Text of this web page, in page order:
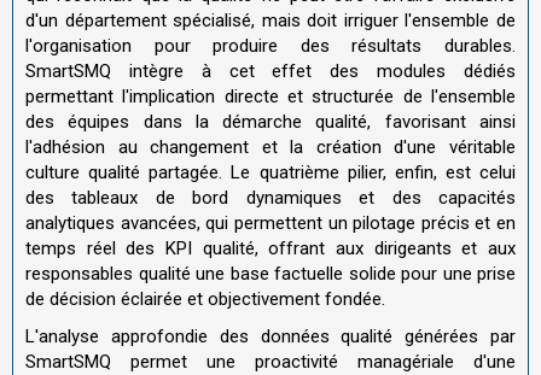
d'un département spécialisé, mais doit irriguer l'ensemble de
l'organisation pour produire des résultats durables.
SmartSMQ intègre à cet effet des modules dédiés
permettant l'implication directe et structurée de l'ensemble
des équipes dans la démarche qualité, favorisant ainsi
l'adhésion au changement et la création d'une véritable
culture qualité partagée. Le quatrième pilier, enfin, est celui
des tableaux de bord dynamiques et des capacités
analytiques avancées, qui permettent un pilotage précis et en
temps réel des KPI qualité, offrant aux dirigeants et aux
responsables qualité une base factuelle solide pour une prise
de décision éclairée et objectivement fondée.
L'analyse approfondie des données qualité générées par
SmartSMQ permet une proactivité managériale d'une